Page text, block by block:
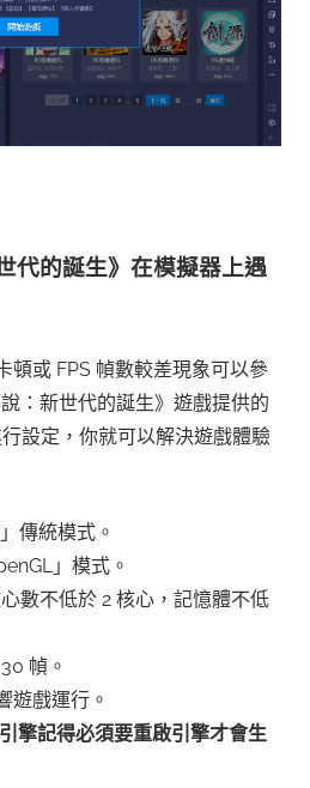
代的誕生》在模擬器上遇
頓或 FPS 幀數較差現象可以參
：新世代的誕生》遊戲提供的
設定，你就可以解決遊戲體驗
傳統模式。
」模式。
數不低於 2 核心，記憶體不低
幀。
遊戲運行。
擎記得必須要重啟引擎才會生